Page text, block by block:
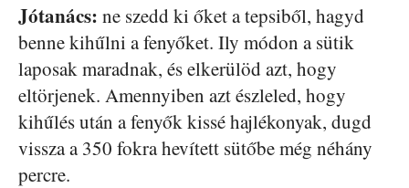
Jótanács: ne szedd ki őket a tepsiből, hagyd
benne kihűlni a fenyőket. Ily módon a sütik
laposak maradnak, és elkerülöd azt, hogy
eltörjenek. Amennyiben azt észleled, hogy
kihűlés után a fenyők kissé hajlékonyak, dugd
vissza a 350 fokra hevített sütőbe még néhány
percre.